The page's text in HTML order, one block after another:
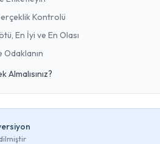
Kontrolü
En İyi ve En Olası
Odaklanın